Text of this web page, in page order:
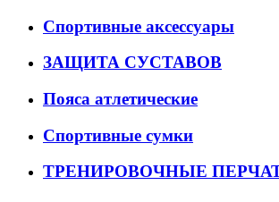
Спортивные аксессуары
ЗАЩИТА СУСТАВОВ
Пояса атлетические
Спортивные сумки
ТРЕНИРОВОЧНЫЕ